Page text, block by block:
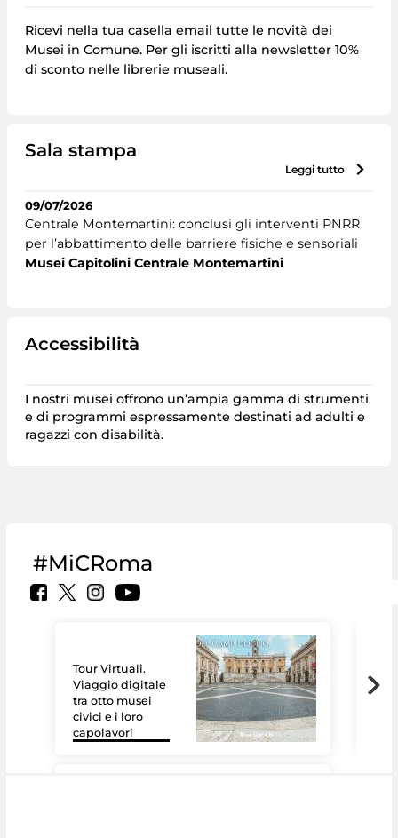
Ricevi nella tua casella email tutte le novità dei
Musei in Comune. Per gli iscritti alla newsletter 10%
di sconto nelle librerie museali.
Sala stampa
leggi tutto
09/07/2026
Centrale Montemartini: conclusi gli interventi PNRR
per l’abbattimento delle barriere fisiche e sensoriali
Musei Capitolini Centrale Montemartini
Accessibilità
I nostri musei offrono un’ampia gamma di strumenti
e di programmi espressamente destinati ad adulti e
ragazzi con disabilità.
#MiCRoma
Tour Virtuali.
Viaggio digitale
tra otto musei
civici e i loro
capolavori